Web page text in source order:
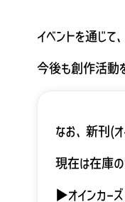
イベントを通じ
今後も創作活動を
なお、新刊(オ
現在は在庫の
▶オインカーズ